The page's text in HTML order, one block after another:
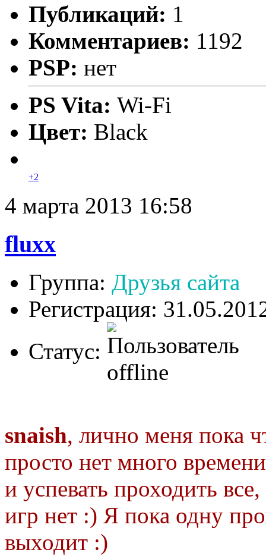
Публикаций: 1
Комментариев: 1192
PSP: нет
PS Vita: Wi-Fi
Цвет: Black
+2
4 марта 2013 16:58
fluxx
Группа: Друзья сайта
Регистрация:
Статус:
snaish, лично меня пока
просто нет много
и успевать проходить
игр нет :) Я пока одну
выходит :)